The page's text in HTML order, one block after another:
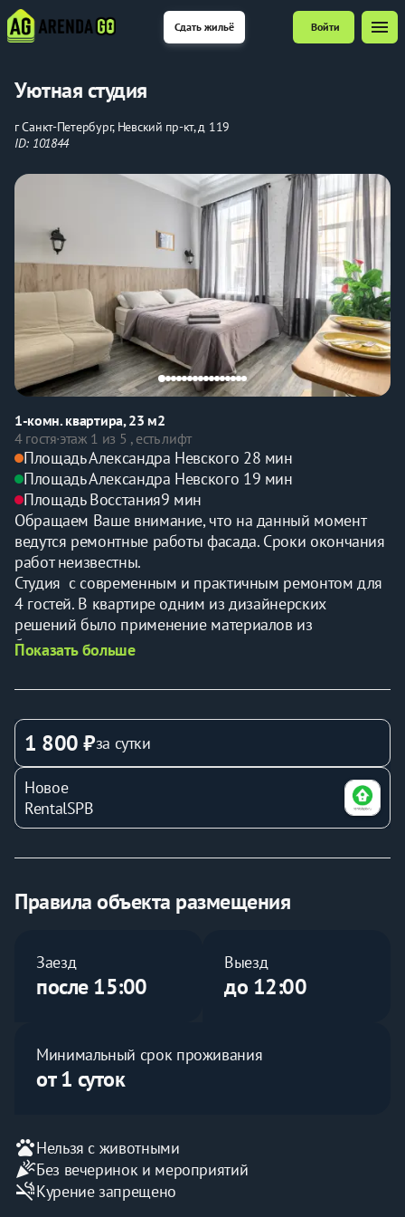
Сдать жильё Войти menu
Уютная студия
г Санкт-Петербург, Невский пр-кт, д 119
ID: 101844
1-комн. квартира, 23 м2
4 гостя·этаж 1 из 5 , есть лифт
Площадь Александра Невского 28 мин
Площадь Александра Невского 19 мин
Площадь Восстания9 мин
Обращаем Ваше внимание, что на данный момент
ведутся ремонтные работы фасада. Сроки окончания
работ неизвестны.
Студия  с современным и практичным ремонтом для
4 гостей. В квартире одним из дизайнерских
решений было применение материалов из
благородного дерева при создании кухонного
авторские handmade решения, которые не оставят
Подробнее:
Зона спальни-гостинной:
Двуспальная кровать
раскладное односпальное кресло Ikea
раскладной диван Ikea
телевизор
кабельное ТВ
Постельное бельё и полотенца
Зона кухни:
СВЧ печь
электрический чайник
посуда, столовые приборы, кухонная утварь
4 стула
шкаф
туалет
раковина, тумба
фен
*Скоростной Wi-Fi на всей территории квартиры.
Показать больше
1 800 ₽за сутки
Новое
RentalSPB
Правила объекта размещения
Заезд
после 15:00
Выезд
до 12:00
Минимальный срок проживания
от 1 суток
petsНельзя с животными
celebrationБез вечеринок и мероприятий
smoke_freeКурение запрещено